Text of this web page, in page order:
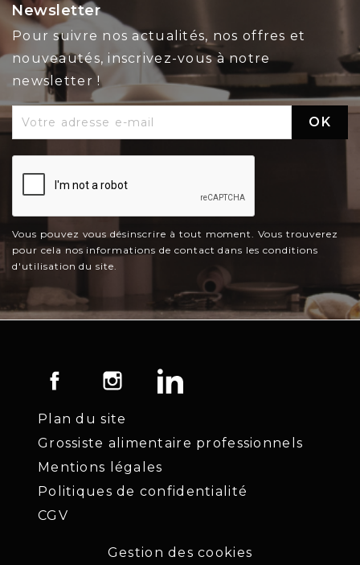
Newsletter
Pour suivre nos actualités, nos offres et
nouveautés, inscrivez-vous à notre
newsletter !
Vous pouvez vous désinscrire à tout moment. Vous trouverez
pour cela nos informations de contact dans les conditions
d'utilisation du site.
Facebook Instagram
Plan du site
Grossiste alimentaire professionnels
Mentions légales
Politiques de confidentialité
CGV
Gestion des cookies